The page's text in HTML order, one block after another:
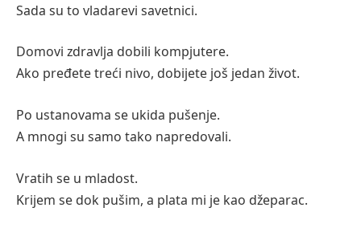
Sada su to vladarevi savetnici.
Domovi zdravlja dobili kompjutere.
Ako pređete treći nivo, dobijete još jedan život.
Po ustanovama se ukida pušenje.
A mnogi su samo tako napredovali.
Vratih se u mladost.
Krijem se dok pušim, a plata mi je kao džeparac.